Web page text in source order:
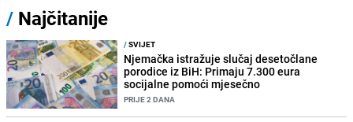
/ Najčitanije
/SVIJET
Njemačka istražuje slučaj desetočlane
porodice iz BiH: Primaju 7.300 eura
socijalne pomoći mjesečno
PRIJE 2 DANA